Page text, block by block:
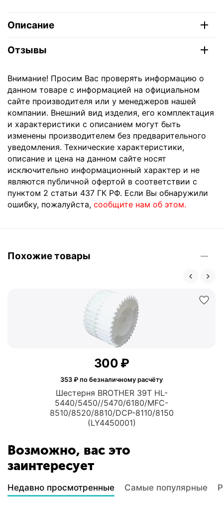
Описание
Отзывы
Внимание! Просим Вас проверять информацию о
данном товаре с информацией на официальном
сайте производителя или у менеджеров нашей
компании. Внешний вид изделия, его комплектация
и характеристики с описанием могут быть
изменены производителем без предварительного
уведомления. Технические характеристики,
описание и цена на данном сайте носят
исключительно информационный характер и не
являются публичной офертой в соответствии с
пунктом 2 статьи 437 ГК РФ. Если Вы обнаружили
ошибку, пожалуйста, сообщите нам об этом.
Похожие товары
Шестерня BROTHER 39T HL-
5440/5450//5470/6180/MFC-
8510/8520/8810/DCP-8110/8150
(LY4450001)
‍300‍ ₽
353 ₽ по безналичному расчёту
Возможно, вас это
заинтересует
Недавно просмотренные Самые популярные